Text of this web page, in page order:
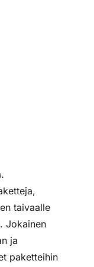
.
taivaalle
Jokainen
ja
paketteihin